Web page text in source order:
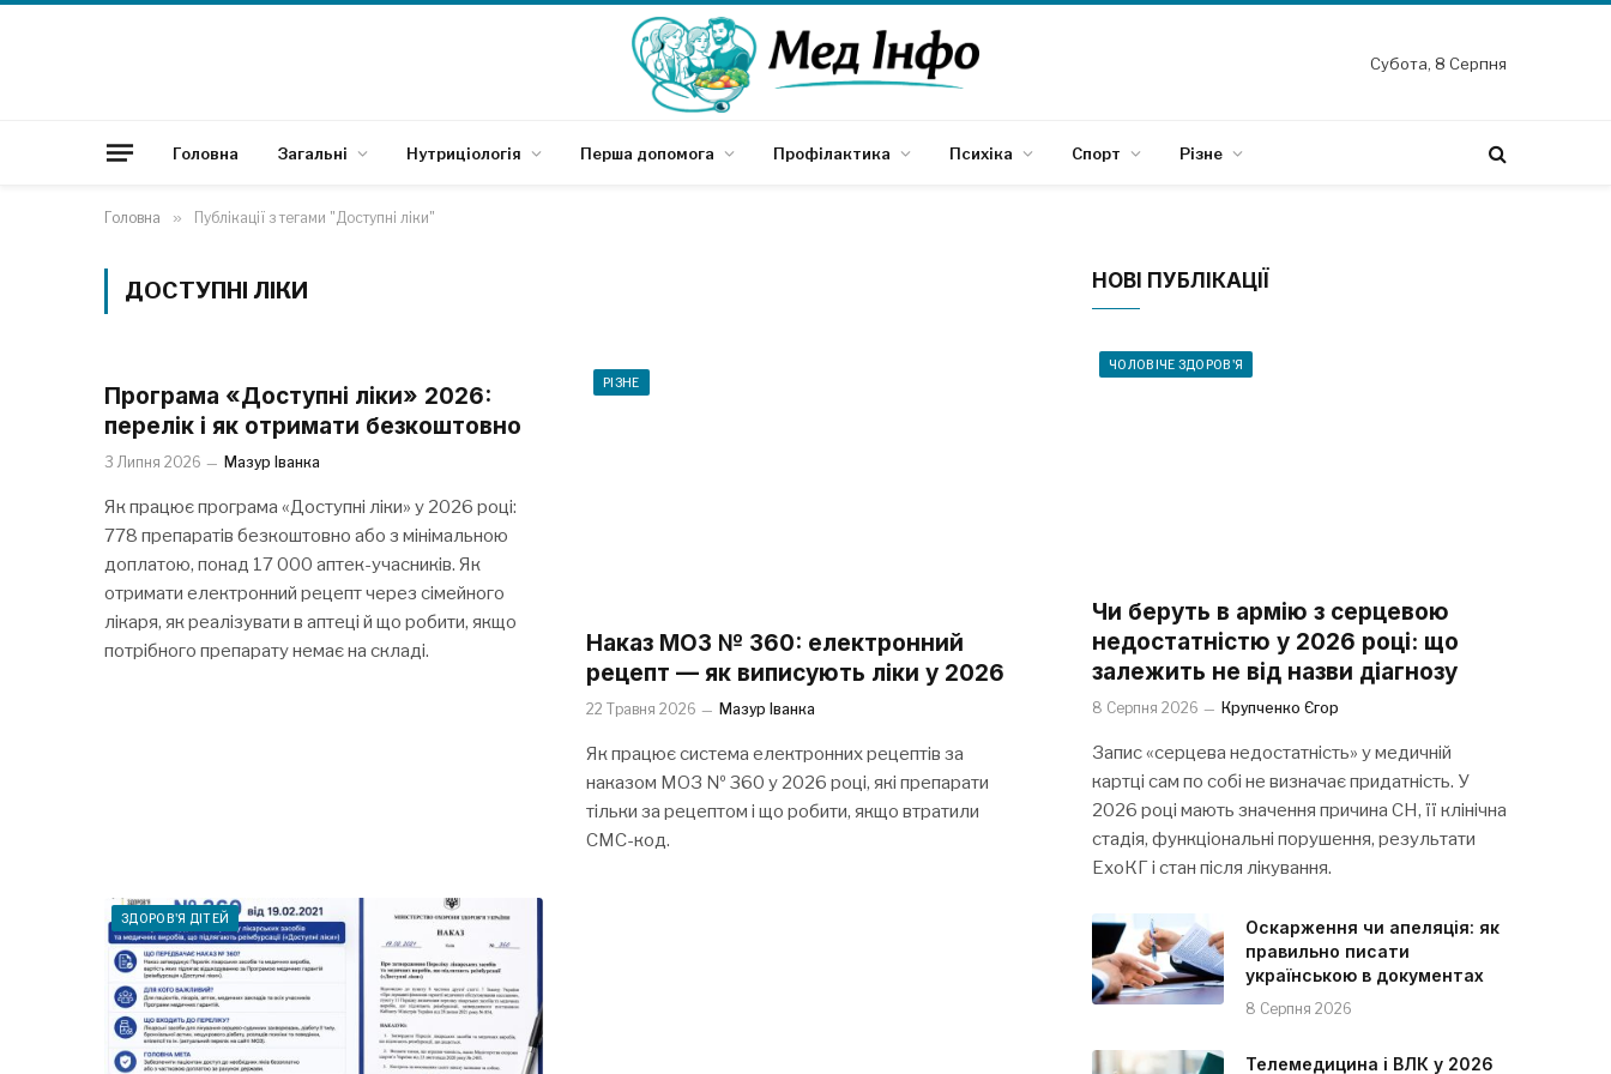
Субота, 8 Серпня
Головна Загальні Нутриціологія Перша допомога Профілактика Психіка Спорт Різне
Головна » Публікації з тегами "Доступні ліки"
ДОСТУПНІ ЛІКИ
Програма «Доступні ліки» 2026:
перелік і як отримати безкоштовно
3 Липня 2026 Мазур Іванка
Як працює програма «Доступні ліки» у 2026 році:
778 препаратів безкоштовно або з мінімальною
доплатою, понад 17 000 аптек-учасників. Як
отримати електронний рецепт через сімейного
лікаря, як реалізувати в аптеці й що робити, якщо
потрібного препарату немає на складі.
РІЗНЕ
Наказ МОЗ № 360: електронний
рецепт — як виписують ліки у 2026
22 Травня 2026 Мазур Іванка
Як працює система електронних рецептів за
наказом МОЗ № 360 у 2026 році, які препарати
тільки за рецептом і що робити, якщо втратили
СМС-код.
ЗДОРОВ'Я ДІТЕЙ
НОВІ ПУБЛІКАЦІЇ
ЧОЛОВІЧЕ ЗДОРОВ'Я
Чи беруть в армію з серцевою
недостатністю у 2026 році: що
залежить не від назви діагнозу
8 Серпня 2026 Крупченко Єгор
Запис «серцева недостатність» у медичній
картці сам по собі не визначає придатність. У
2026 році мають значення причина СН, її клінічна
стадія, функціональні порушення, результати
ЕхоКГ і стан після лікування.
Оскарження чи апеляція: як
правильно писати
українською в документах
8 Серпня 2026
Телемедицина і ВЛК у 2026